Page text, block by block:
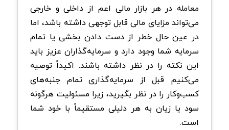
معامله در هر بازار مالی اعم از داخلی و خارجی
می‌تواند مزایای مالی قابل توجهی داشته باشد، اما
در عین حال خطر از دست دادن بخشی یا تمام
سرمایه شما وجود دارد و سرمایه‌گذاران عزیز باید
این نکته را در نظر داشته باشند. اکیداً توصیه
می‌کنیم قبل از سرمایه‌گذاری تمام جنبه‌های
کسب‌وکار را در نظر بگیرید، زیرا مسئولیت هرگونه
سود یا زیان به هر دلیلی مستقیماً با خود شما
است.